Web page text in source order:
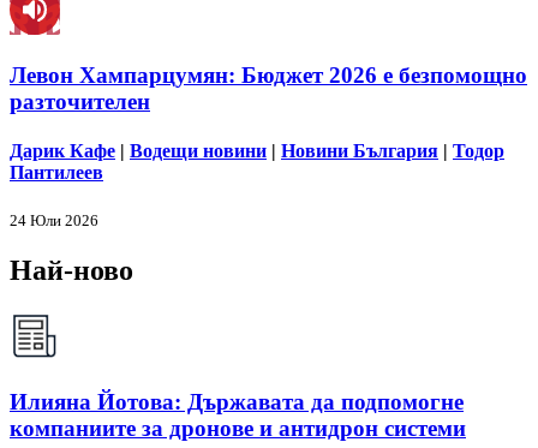
Левон Хампарцумян: Бюджет 2026 е безпомощно
разточителен
Дарик Кафе | Водещи новини | Новини България | Тодор
Пантилеев
24 Юли 2026
Най-ново
Илияна Йотова: Държавата да подпомогне
компаниите за дронове и антидрон системи